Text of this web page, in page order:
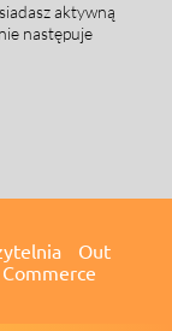
aktywną
następuje
Out